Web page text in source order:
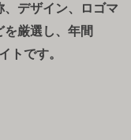
デザイン、ロゴマ
厳選し、年間
トです。